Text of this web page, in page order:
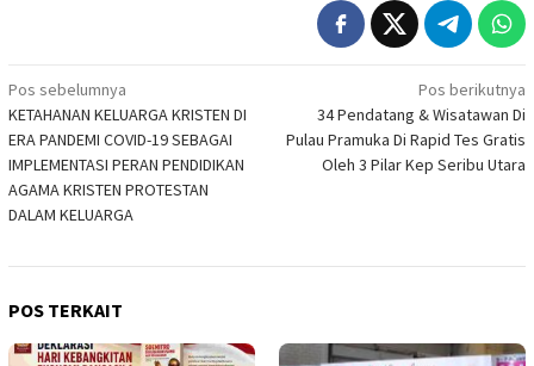
Navigasi
pos
Pos sebelumnya
KETAHANAN KELUARGA KRISTEN DI
ERA PANDEMI COVID-19 SEBAGAI
IMPLEMENTASI PERAN PENDIDIKAN
AGAMA KRISTEN PROTESTAN
DALAM KELUARGA
Pos berikutnya
34 Pendatang & Wisatawan Di
Pulau Pramuka Di Rapid Tes Gratis
Oleh 3 Pilar Kep Seribu Utara
POS TERKAIT